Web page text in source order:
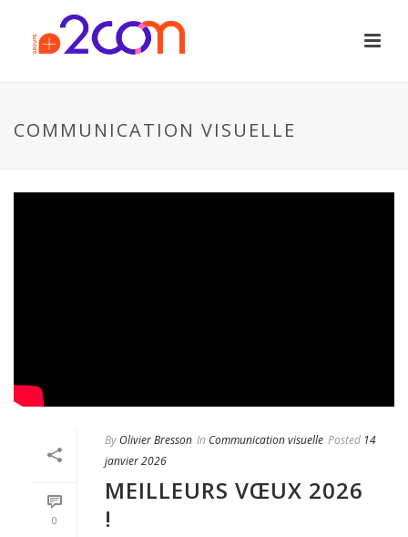
COMMUNICATION VISUELLE
0
By Olivier Bresson In Communication visuelle Posted 14
janvier 2026
MEILLEURS VŒUX 2026
!